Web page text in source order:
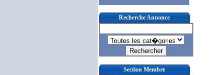
Recherche Annonce
Section Membre